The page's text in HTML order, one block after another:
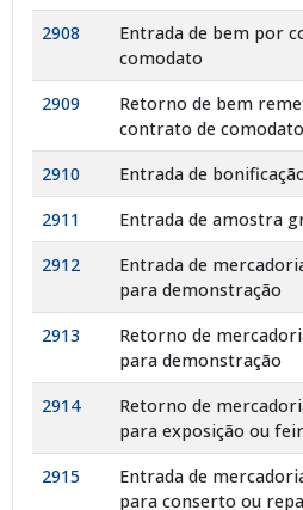
2908
Entrada de bem por
comodato
2909
Retorno de bem
contrato de comodato
2910
Entrada de
2911
Entrada de amostra
2912
Entrada de
para demonstração
2913
Retorno de
para demonstração
2914
Retorno de
para exposição ou
2915
Entrada de
para conserto ou